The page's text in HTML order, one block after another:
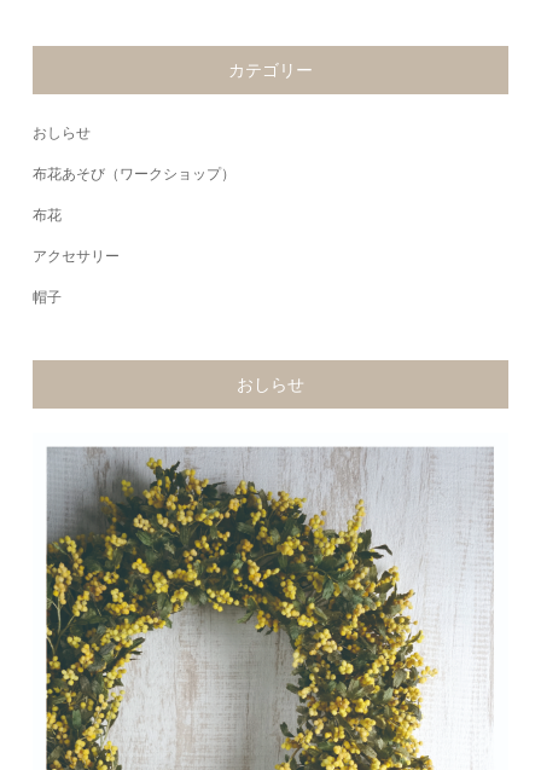
カテゴリー
おしらせ
布花あそび（ワークショップ）
布花
アクセサリー
帽子
おしらせ